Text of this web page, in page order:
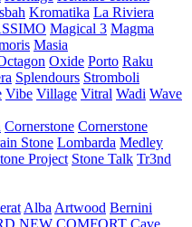
Kromatika La Riviera
Magical 3 Magma
Masia
Oxide Porto Raku
Splendours Stromboli
Vibe Village Vitral Wadi Wave
Cornerstone Cornerstone
Stone Lombarda Medley
Project Stone Talk Tr3nd
Alba Artwood Bernini